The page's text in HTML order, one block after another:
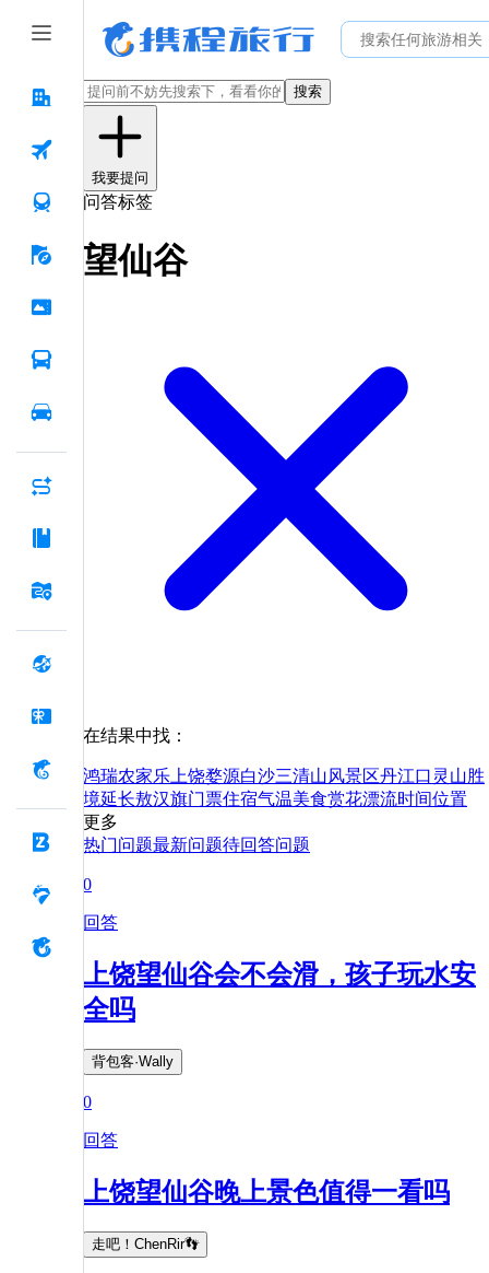
搜索
我要提问
问答标签
望仙谷
在结果中找：
鸿瑞农家乐 上饶婺源白沙三清山风景区丹江口 灵山胜
境延长敖汉旗门票住宿气温美食赏花漂流时间位置
更多
热门问题最新问题待回答问题
0
回答
上饶望仙谷会不会滑，孩子玩水安
全吗
背包客·Wally
0
回答
上饶望仙谷晚上景色值得一看吗
走吧！ChenRir👣